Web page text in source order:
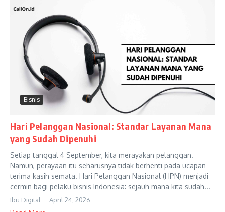
Bisnis
Hari Pelanggan Nasional: Standar Layanan Mana
yang Sudah Dipenuhi
Setiap tanggal 4 September, kita merayakan pelanggan.
Namun, perayaan itu seharusnya tidak berhenti pada ucapan
terima kasih semata. Hari Pelanggan Nasional (HPN) menjadi
cermin bagi pelaku bisnis Indonesia: sejauh mana kita sudah...
Ibu Digital April 24, 2026